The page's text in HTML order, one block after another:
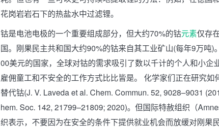
花岗岩岩石下的热盐水中过滤锂。
钴是电池电极的一个重要组成部分，但大约70%的钴元素仅存
国。刚果民主共和国大约90%的钴来自其工业矿山(每年9万吨)
00美元的国家，全球对钴的需求吸引了数以千计的个人和小企
雇佣童工和不安全的工作方式比比皆是。 化学家们正在研究如
替代钴(J. V. Laveda et al. Chem. Commun. 52, 9028–9031
hem. Soc. 142, 21799–21809; 2020)。但国际特赦组织（
织表示，不要因为在安全的条件下提供就业机会而放缓对刚果